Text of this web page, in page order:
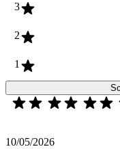
3
2
1
10/05/2026